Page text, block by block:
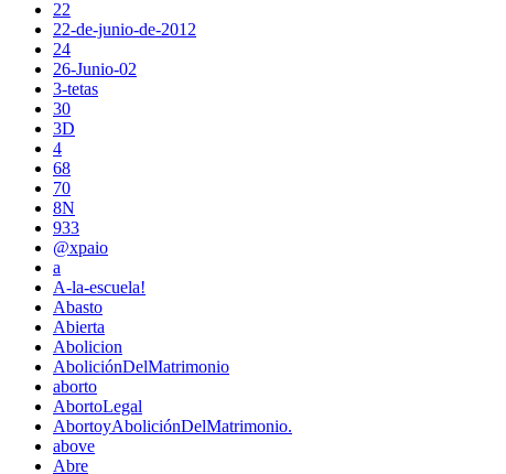
22
22-de-junio-de-2012
24
26-Junio-02
3-tetas
30
3D
4
68
70
8N
933
@xpaio
a
A-la-escuela!
Abasto
Abierta
Abolicion
AboliciónDelMatrimonio
aborto
AbortoLegal
AbortoyAboliciónDelMatrimonio.
above
Abre